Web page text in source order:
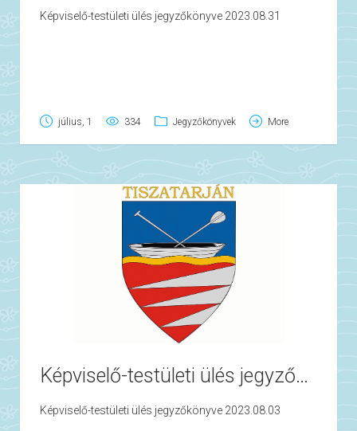
Képviselő-testületi ülés jegyzőkönyve 2023.08.31
július, 1 334 Jegyzőkönyvek More
Képviselő-testületi ülés jegyzőkönyve 2023.08.03
Képviselő-testületi ülés jegyzőkönyve 2023.08.03